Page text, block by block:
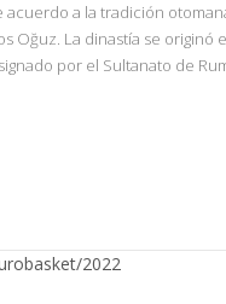
acuerdo a la tradición
Oğuz. La dinastía se originó
por el Sultanato de